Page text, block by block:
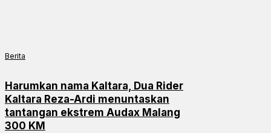
Berita
Harumkan nama Kaltara, Dua Rider
Kaltara Reza-Ardi menuntaskan
tantangan ekstrem Audax Malang
300 KM